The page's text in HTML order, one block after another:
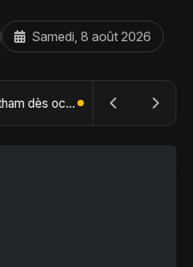
Samedi, 8 août 2026
The Batman : Part II – Robert Pattinson replonge dans les ténèbres de Gotham dès octobre 2027